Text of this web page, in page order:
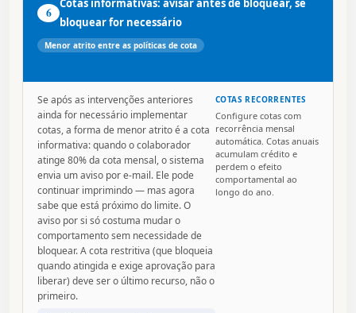
6
Cotas informativas: avisar antes de bloquear, se
bloquear for necessário
Menor atrito entre as políticas de cota
Se após as intervenções anteriores
ainda for necessário implementar
cotas, a forma de menor atrito é a cota
informativa: quando o colaborador
atinge 80% da cota mensal, o sistema
envia um aviso por e-mail. Ele pode
continuar imprimindo — mas agora
sabe que está próximo do limite. O
aviso por si só costuma mudar o
comportamento sem necessidade de
bloquear. A cota restritiva (que bloqueia
quando atingida e exige aprovação para
liberar) deve ser o último recurso, não o
primeiro.
COTAS RECORRENTES
Configure cotas com
recorrência mensal
automática. Cotas anuais
acumulam crédito e
perdem o efeito
comportamental ao
longo do ano.